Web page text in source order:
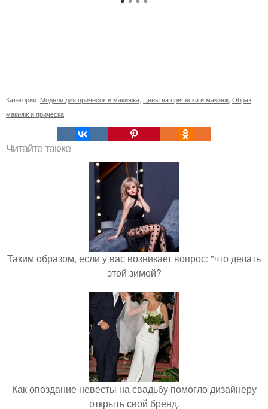
Категории: Модели для причесок и макияжа Цены на прически и макияж Образ
макияж и прическа
Читайте также
Таким образом, если у вас возникает вопрос: "что делать
этой зимой?
Как опоздание невесты на свадьбу помогло дизайнеру
открыть свой бренд.